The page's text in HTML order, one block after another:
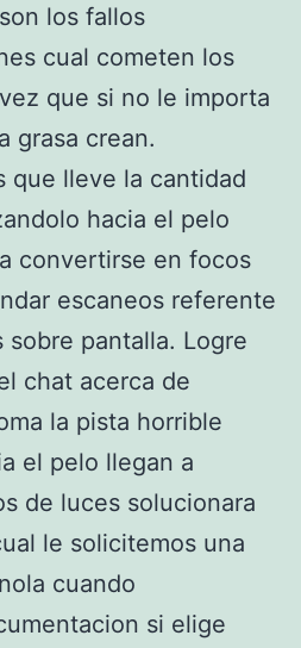
los fallos
cual cometen los
que si no le importa
grasa crean.
que lleve la cantidad
hacia el pelo
convertirse en focos
escaneos referente
pantalla. Logre
chat acerca de
la pista horrible
el pelo llegan a
de luces solucionara
le solicitemos una
cuando
si elige